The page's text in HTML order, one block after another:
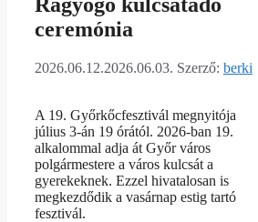
ceremónia
2026.06.12.2026.06.03. Szerző: berki
A 19. Győrkőcfesztivál megnyitója
július 3-án 19 órától. 2026-ban 19.
alkalommal adja át Győr város
polgármestere a város kulcsát a
gyerekeknek. Ezzel hivatalosan is
megkezdődik a vasárnap estig tartó
fesztivál.